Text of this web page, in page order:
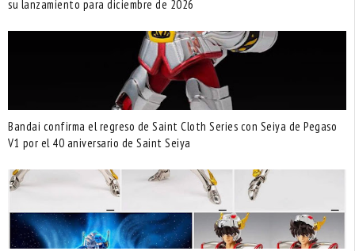
su lanzamiento para diciembre de 2026
Bandai confirma el regreso de Saint Cloth Series con Seiya de Pegaso
V1 por el 40 aniversario de Saint Seiya